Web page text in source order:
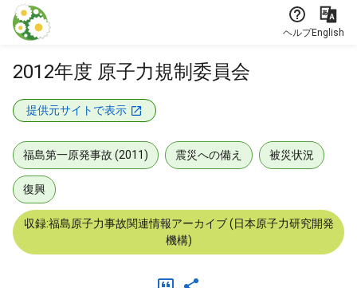
本文に飛ぶ
ヘルプEnglish
2012年度 原子力規制委員会
提供元サイトで表示
福島第一原発事故 (2011) 震災への備え 被災状況
復興
収録:福島原子力事故関連情報アーカイブ (日本原子力研究開発
機構)